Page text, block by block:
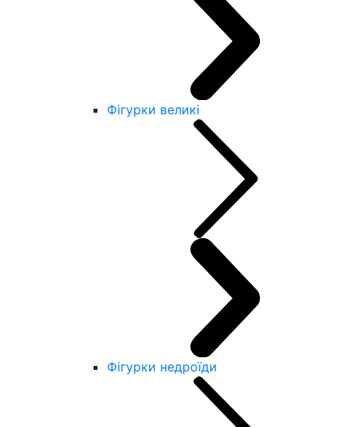
Фігурки великі
Фігурки недроїди